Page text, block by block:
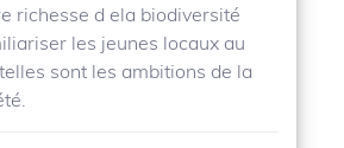
richesse d ela biodiversité
les jeunes locaux au
sont les ambitions de la